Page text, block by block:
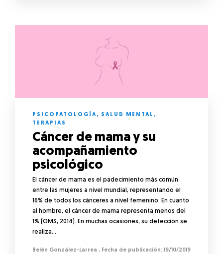
PSICOPATOLOGÍA, SALUD MENTAL ,
TERAPIAS
Cáncer de mama y su
acompañamiento
psicológico
El cáncer de mama es el padecimiento más común
entre las mujeres a nivel mundial, representando el
16% de todos los cánceres a nivel femenino. En cuanto
al hombre, el cáncer de mama representa menos del
1% (OMS, 2014). En muchas ocasiones, su detección se
realiza…
Belén González-Larrea ,
19/10/2019